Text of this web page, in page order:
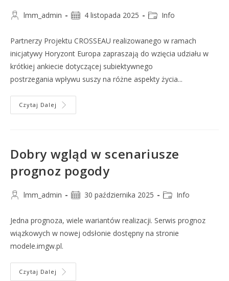
lmm_admin 4 listopada 2025 Info
Partnerzy Projektu CROSSEAU realizowanego w ramach
inicjatywy Horyzont Europa zapraszają do wzięcia udziału w
krótkiej ankiecie dotyczącej subiektywnego
postrzegania wpływu suszy na różne aspekty życia...
Czytaj Dalej
Dobry wgląd w scenariusze
prognoz pogody
lmm_admin 30 października 2025 Info
Jedna prognoza, wiele wariantów realizacji. Serwis prognoz
wiązkowych w nowej odsłonie dostępny na stronie
modele.imgw.pl.
Czytaj Dalej